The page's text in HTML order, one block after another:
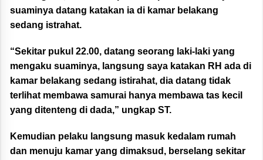
suaminya datang katakan ia di kamar belakang
sedang istrahat.
“Sekitar pukul 22.00, datang seorang laki-laki yang
mengaku suaminya, langsung saya katakan RH ada di
kamar belakang sedang istirahat, dia datang tidak
terlihat membawa samurai hanya membawa tas kecil
yang ditenteng di dada,” ungkap ST.
Kemudian pelaku langsung masuk kedalam rumah
dan menuju kamar yang dimaksud, berselang sekitar